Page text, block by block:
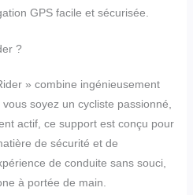
GPS facile et sécurisée.
?
» combine ingénieusement
soyez un cycliste passionné,
actif, ce support est conçu pour
de sécurité et de
de conduite sans souci,
à portée de main.